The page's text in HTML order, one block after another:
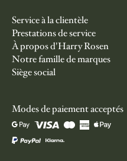
Service à la clientèle
Prestations de service
À propos d'Harry Rosen
Notre famille de marques
Siège social
Modes de paiement acceptés